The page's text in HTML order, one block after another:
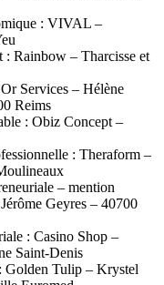
: VIVAL –
Rainbow – Tharcisse et
Services – Hélène
Reims
: Obiz Concept –
: Theraform –
– mention
Geyres – 40700
: Casino Shop –
Saint-Denis
Golden Tulip – Krystel